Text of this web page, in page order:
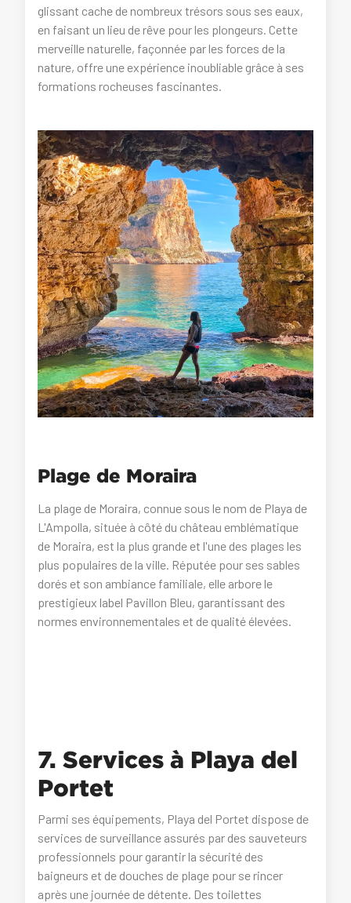
glissant cache de nombreux trésors sous ses eaux,
en faisant un lieu de rêve pour les plongeurs. Cette
merveille naturelle, façonnée par les forces de la
nature, offre une expérience inoubliable grâce à ses
formations rocheuses fascinantes.
Plage de Moraira
La plage de Moraira, connue sous le nom de Playa de
L'Ampolla, située à côté du château emblématique
de Moraira, est la plus grande et l'une des plages les
plus populaires de la ville. Réputée pour ses sables
dorés et son ambiance familiale, elle arbore le
prestigieux label Pavillon Bleu, garantissant des
normes environnementales et de qualité élevées.
7. Services à Playa del
Portet
Parmi ses équipements, Playa del Portet dispose de
services de surveillance assurés par des sauveteurs
professionnels pour garantir la sécurité des
baigneurs et de douches de plage pour se rincer
après une journée de détente. Des toilettes